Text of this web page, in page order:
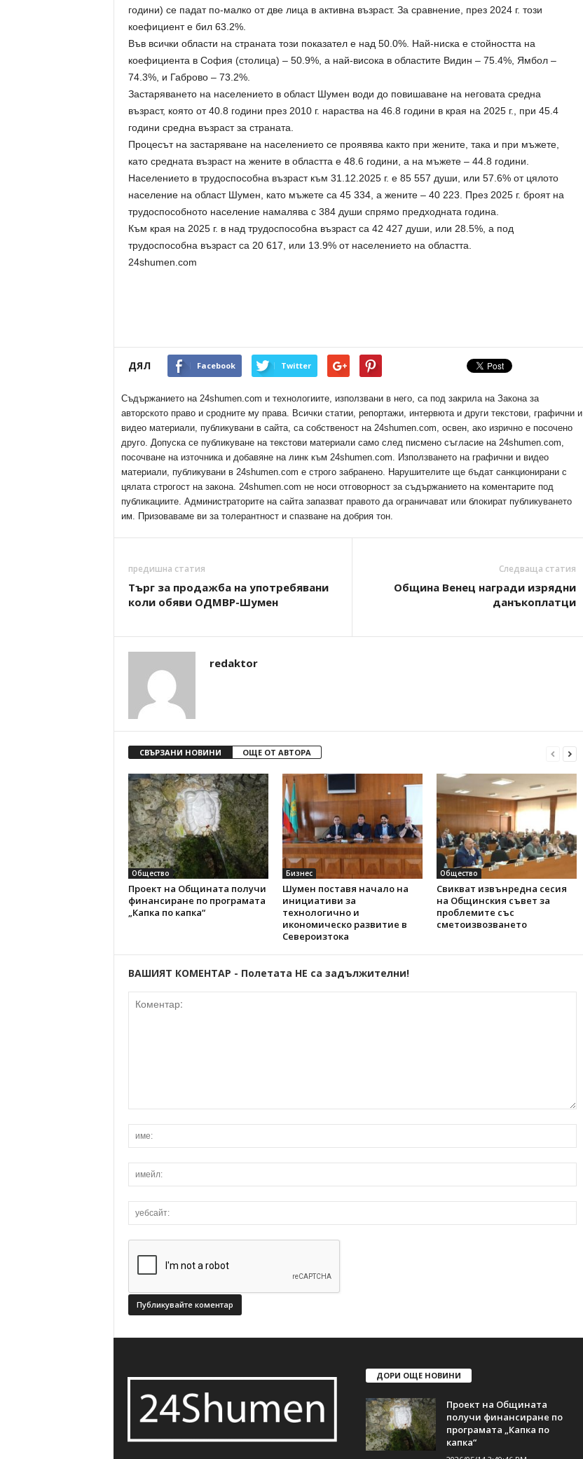
години) се падат по-малко от две лица в активна възраст. За сравнение, през 2024 г. този
коефициент е бил 63.2%.
Във всички области на страната този показател е над 50.0%. Най-ниска е стойността на
коефициента в София (столица) – 50.9%, а най-висока в областите Видин – 75.4%, Ямбол –
74.3%, и Габрово – 73.2%.
Застаряването на населението в област Шумен води до повишаване на неговата средна
възраст, която от 40.8 години през 2010 г. нараства на 46.8 години в края на 2025 г., при 45.4
години средна възраст за страната.
Процесът на застаряване на населението се проявява както при жените, така и при мъжете,
като средната възраст на жените в областта е 48.6 години, а на мъжете – 44.8 години.
Населението в трудоспособна възраст към 31.12.2025 г. е 85 557 души, или 57.6% от цялото
население на област Шумен, като мъжете са 45 334, а жените – 40 223. През 2025 г. броят на
трудоспособното население намалява с 384 души спрямо предходната година.
Към края на 2025 г. в над трудоспособна възраст са 42 427 души, или 28.5%, а под
трудоспособна възраст са 20 617, или 13.9% от населението на областта.
24shumen.com
ДЯЛ Facebook Twitter
Съдържанието на 24shumen.com и технологиите, използвани в него, са под закрила на Закона за
авторското право и сродните му права. Всички статии, репортажи, интервюта и други текстови, графични и
видео материали, публикувани в сайта, са собственост на 24shumen.com, освен, ако изрично е посочено
друго. Допуска се публикуване на текстови материали само след писмено съгласие на 24shumen.com,
посочване на източника и добавяне на линк към 24shumen.com. Използването на графични и видео
материали, публикувани в 24shumen.com е строго забранено. Нарушителите ще бъдат санкционирани с
цялата строгост на закона. 24shumen.com не носи отговорност за съдържанието на коментарите под
публикациите. Администраторите на сайта запазват правото да ограничават или блокират публикуването
им. Призоваваме ви за толерантност и спазване на добрия тон.
предишна статия
Търг за продажба на употребявани
коли обяви ОДМВР-Шумен
Следваща статия
Община Венец награди изрядни
данъкоплатци
redaktor
СВЪРЗАНИ НОВИНИ ОЩЕ ОТ АВТОРА
Общество
Проект на Общината получи
финансиране по програмата
„Капка по капка“
Бизнес
Шумен поставя начало на
инициативи за
технологично и
икономическо развитие в
Североизтока
Общество
Свикват извънредна сесия
на Общинския съвет за
проблемите със
сметоизвозването
ВАШИЯТ КОМЕНТАР - Полетата НЕ са задължителни!
ДОРИ ОЩЕ НОВИНИ
Проект на Общината
получи финансиране по
програмата „Капка по
капка“